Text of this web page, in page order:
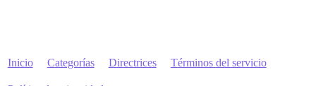
Inicio Categorías Directrices Términos del servicio